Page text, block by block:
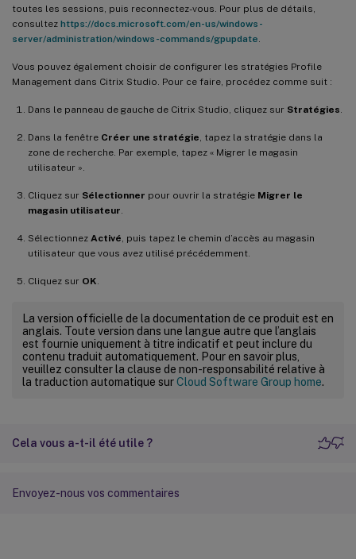
toutes les sessions, puis reconnectez-vous. Pour plus de détails,
consultez https://docs.microsoft.com/en-us/windows-
server/administration/windows-commands/gpupdate
Vous pouvez également choisir de configurer les stratégies Profile
Management dans Citrix Studio. Pour ce faire, procédez comme suit :
Dans le panneau de gauche de Citrix Studio, cliquez sur Stratégies
Dans la fenêtre Créer une stratégie , tapez la stratégie dans la
zone de recherche. Par exemple, tapez « Migrer le magasin
utilisateur ».
Cliquez sur Sélectionner pour ouvrir la stratégie Migrer le
magasin utilisateur
Sélectionnez Activé , puis tapez le chemin d’accès au magasin
utilisateur que vous avez utilisé précédemment.
Cliquez sur OK
La version officielle de la documentation de ce produit est en
anglais. Toute version dans une langue autre que l’anglais
est fournie uniquement à titre indicatif et peut inclure du
contenu traduit automatiquement. Pour en savoir plus,
veuillez consulter la clause de non-responsabilité relative à
la traduction automatique surCloud Software Group home.
Cela vous a-t-il été utile ?
Envoyez-nous vos commentaires